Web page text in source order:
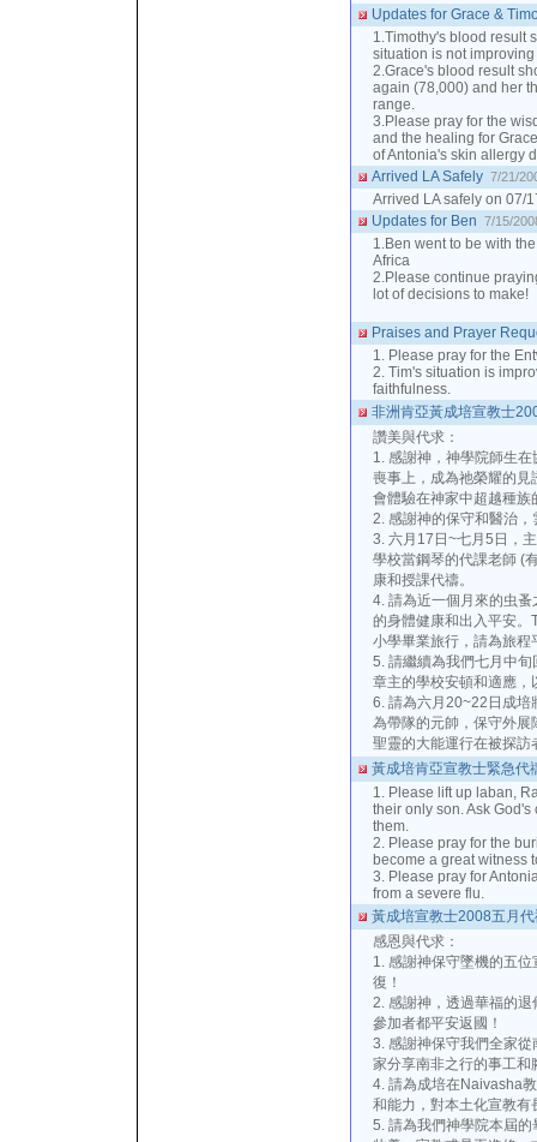
Updates for Grace &
1.Timothy's blood result
situation is not improving
2.Grace's blood result
again (78,000) and her
range.
3.Please pray for the
and the healing for
of Antonia's skin allergy
Arrived LA Safely 7/21/
Arrived LA safely on 07/
Updates for Ben 7/15/
1.Ben went to be with
Africa
2.Please continue
lot of decisions to make!
Praises and Prayer
1. Please pray for the
2. Tim's situation is
faithfulness.
非洲肯亞黃成培宣教士
讚美與代求：
1. 感謝神，神學院師生
喪事上，成為祂榮耀的見
會體驗在神家中超越種族
2. 感謝神的保守和醫治
3. 六月17日~七月5日，
學校當鋼琴的代課老師 (
康和授課代禱。
4. 請為近一個月來的虫
的身體健康和出入平安
小學畢業旅行，請為旅程
5. 請繼續為我們七月中
章主的學校安頓和適應，
6. 請為六月20~22日成培
為帶隊的元帥，保守外展
聖靈的大能運行在被探訪
黃成培肯亞宣教士緊急代
1. Please lift up laban,
their only son. Ask
them.
2. Please pray for the
become a great witness
3. Please pray for
from a severe flu.
黃成培宣教士2008五月
感恩與代求：
1. 感謝神保守墜機的五
復！
2. 感謝神，透過華福的
參加者都平安返國！
3. 感謝神保守我們全家
家分享南非之行的事工和
4. 請為成培在Naivasha
和能力，對本土化宣教有
5. 請為我們神學院本屆